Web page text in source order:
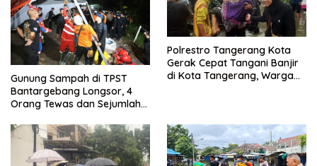
Gunung Sampah di TPST
Bantargebang Longsor, 4
Orang Tewas dan Sejumlah
Polrestro Tangerang Kota
Gerak Cepat Tangani Banjir
di Kota Tangerang, Warga